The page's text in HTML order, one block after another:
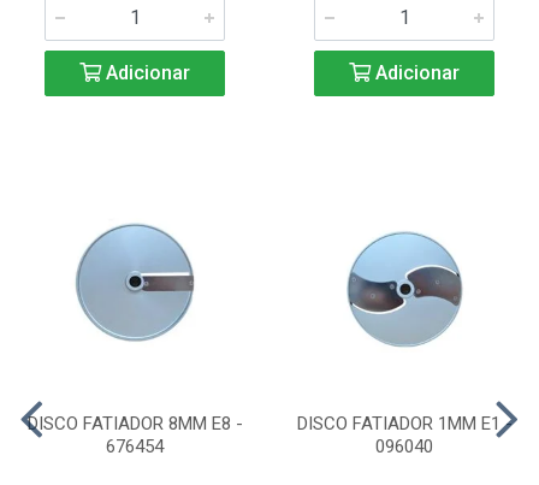
Adicionar Adicionar
DISCO FATIADOR 8MM E8 -
676454
DISCO FATIADOR 1MM E1 -
096040